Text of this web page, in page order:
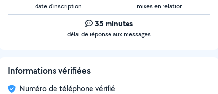
date d’inscription mises en relation
35 minutes
délai de réponse aux messages
Informations vérifiées
Numéro de téléphone vérifié